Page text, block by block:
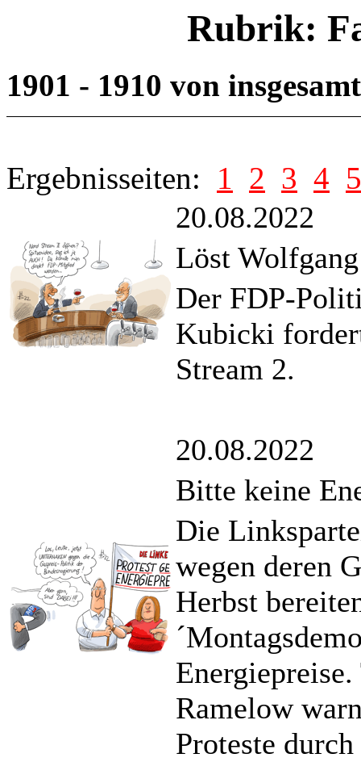
Rubrik:
1901 - 1910 von
Ergebnisseiten: 1 2 3 4 5
20.08.2022
Löst
Der FDP-
Kubicki
Stream 2.
20.08.2022
Bitte keine
Die
wegen deren
Herbst
Ramelow
Proteste